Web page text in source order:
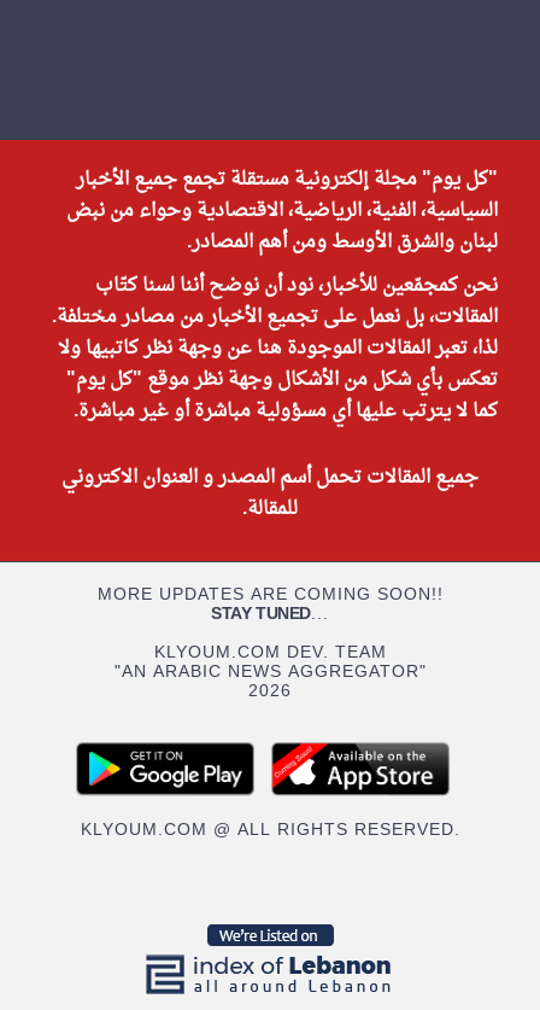
"كل يوم" مجلة إلكترونية مستقلة تجمع جميع الأخبار
السياسية، الفنية، الرياضية، الاقتصادية وحواء من نبض
لبنان والشرق الأوسط ومن أهم المصادر.
نحن كمجمّعين للأخبار، نود أن نوضح أننا لسنا كتّاب
المقالات، بل نعمل على تجميع الأخبار من مصادر مختلفة.
لذا، تعبر المقالات الموجودة هنا عن وجهة نظر كاتبيها ولا
تعكس بأي شكل من الأشكال وجهة نظر موقع "كل يوم"
كما لا يترتب عليها أي مسؤولية مباشرة أو غير مباشرة.
جميع المقالات تحمل أسم المصدر و العنوان الاكتروني
للمقالة.
MORE UPDATES ARE COMING SOON!!
STAY TUNED...
KLYOUM.COM DEV. TEAM
"AN ARABIC NEWS AGGREGATOR"
2026
KLYOUM.COM @ ALL RIGHTS RESERVED.